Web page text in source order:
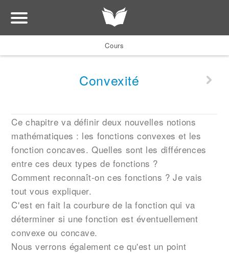
Cours
Convexité
Ce chapitre va définir deux nouvelles notions
mathématiques : les fonctions convexes et les
fonction concaves. Quelles sont les différences
entre ces deux types de fonctions ?
Comment reconnaît-on ces fonctions ? Je vais
tout vous expliquer.
C'est en fait la courbure de la fonction qui va
déterminer si une fonction est éventuellement
convexe ou concave.
Nous verrons également ce qu'est un point